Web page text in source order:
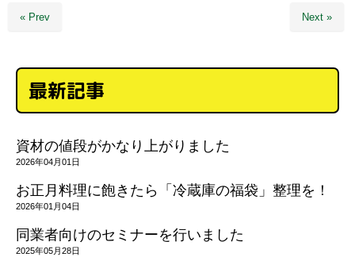
« Prev Next »
最新記事
資材の値段がかなり上がりました
2026年04月01日
お正月料理に飽きたら「冷蔵庫の福袋」整理を！
2026年01月04日
同業者向けのセミナーを行いました
2025年05月28日